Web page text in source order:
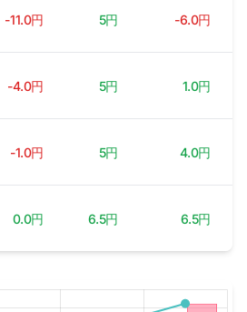
-11.0円 5円 -6.0円
-4.0円 5円 1.0円
-1.0円 5円 4.0円
0.0円 6.5円 6.5円